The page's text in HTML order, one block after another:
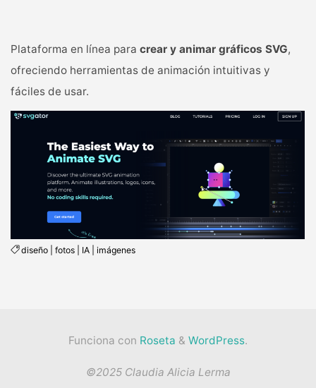
Plataforma en línea paracrear y animar gráficos SVG,
ofreciendo herramientas de animación intuitivas y
fáciles de usar.
diseño |fotos IA |imágenes
Funciona con Roseta & WordPress.
©2025 Claudia Alicia Lerma